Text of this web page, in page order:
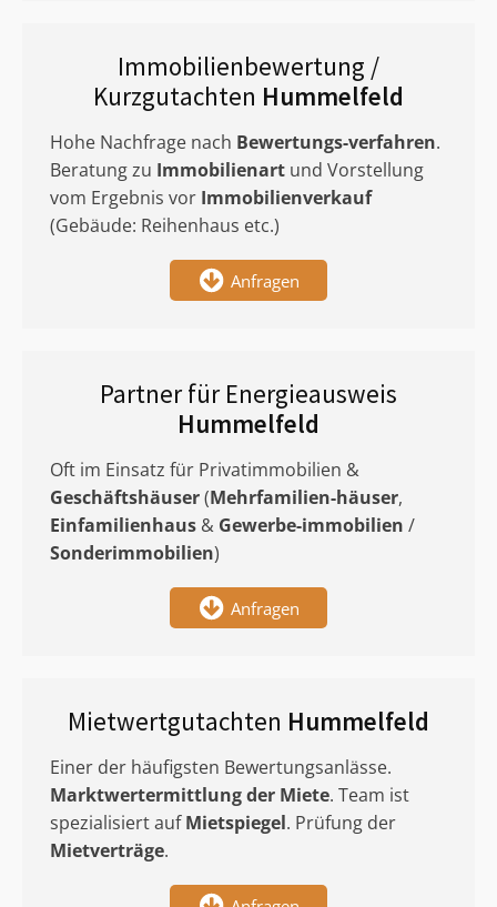
Immobilienbewertung /
Kurzgutachten Hummelfeld
Hohe Nachfrage nach Bewertungs-verfahren.
Beratung zu Immobilienart und Vorstellung
vom Ergebnis vor Immobilienverkauf
(Gebäude: Reihenhaus etc.)
Anfragen
Partner für Energieausweis
Hummelfeld
Oft im Einsatz für Privatimmobilien &
Geschäftshäuser(Mehrfamilien-häuser,
Einfamilienhaus & Gewerbe-immobilien /
Sonderimmobilien)
Anfragen
Mietwertgutachten Hummelfeld
Einer der häufigsten Bewertungsanlässe.
Marktwertermittlungder Miete. Team ist
spezialisiert aufMietspiegel. Prüfung der
Mietverträge.